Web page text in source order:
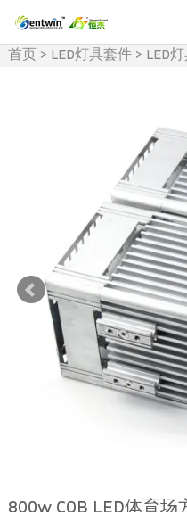
首页 > LED灯具套件> LED
800w COB LED体育场